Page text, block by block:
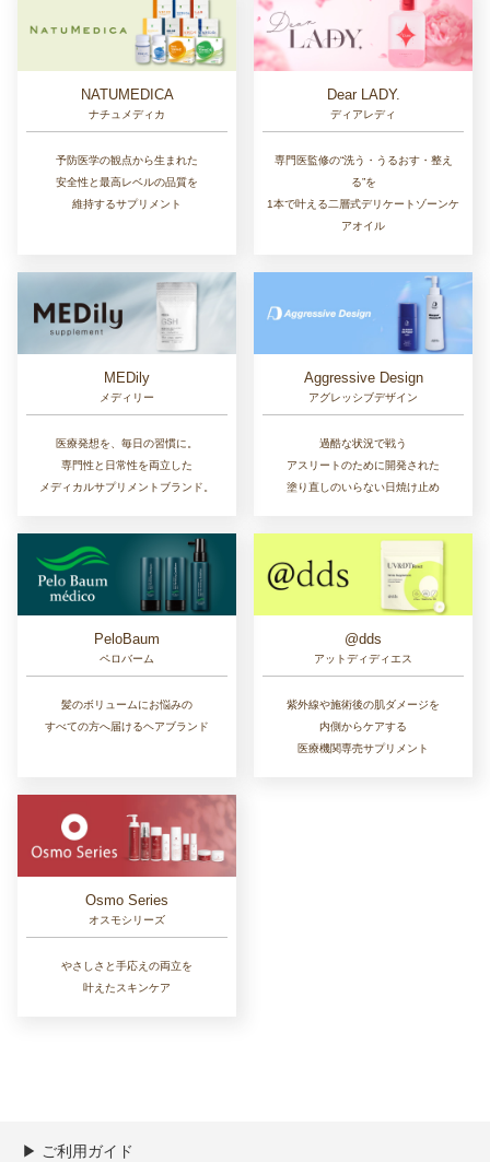
NATUMEDICA
ナチュメディカ
予防医学の観点から生まれた
安全性と最高レベルの品質を
維持するサプリメント
Dear LADY.
ディアレディ
専門医監修の“洗う・うるおす・整え
る”を
1本で叶える二層式デリケートゾーンケ
アオイル
MEDily
メディリー
医療発想を、毎日の習慣に。
専門性と日常性を両立した
メディカルサプリメントブランド。
Aggressive Design
アグレッシブデザイン
過酷な状況で戦う
アスリートのために開発された
塗り直しのいらない日焼け止め
PeloBaum
ペロバーム
髪のボリュームにお悩みの
すべての方へ届けるヘアブランド
@dds
アットディディエス
紫外線や施術後の肌ダメージを
内側からケアする
医療機関専売サプリメント
Osmo Series
オスモシリーズ
やさしさと手応えの両立を
叶えたスキンケア
▶︎ ご利用ガイド